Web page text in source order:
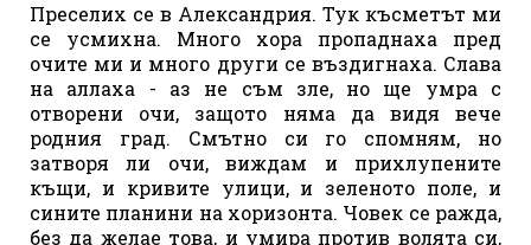
Преселих се в Александрия. Тук късметът ми
се усмихна. Много хора пропаднаха пред
очите ми и много други се въздигнаха. Слава
на аллаха - аз не съм зле, но ще умра с
отворени очи, защото няма да видя вече
родния град. Смътно си го спомням, но
затворя ли очи, виждам и прихлупените
къщи, и кривите улици, и зеленото поле, и
сините планини на хоризонта. Човек се ражда,
без да желае това, и умира против волята си,